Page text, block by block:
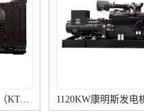
1120KW康明斯发电机组（KTA50-G3柴油机）